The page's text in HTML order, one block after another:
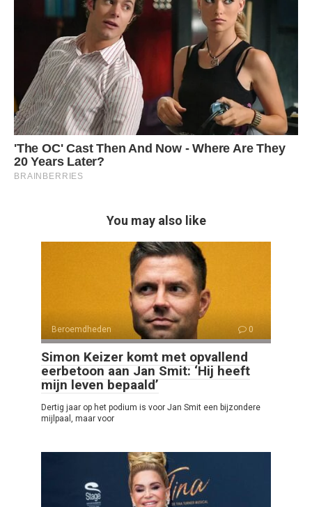
You may also like
Beroemdheden 0
Simon Keizer komt met opvallend
eerbetoon aan Jan Smit: ‘Hij heeft
mijn leven bepaald’
Dertig jaar op het podium is voor Jan Smit een bijzondere
mijlpaal, maar voor